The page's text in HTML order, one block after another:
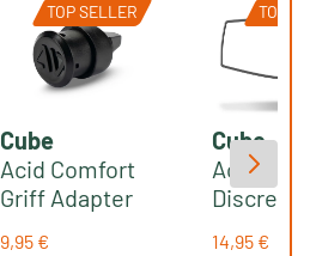
TOP SELLER
Cube
Acid Comfort
Griff Adapter
9,95 €
TOP
Cube
Acid
Discreet |
14,95 €